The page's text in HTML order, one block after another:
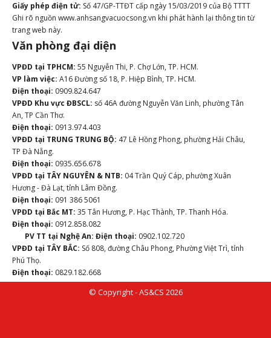
Giấy phép điện tử: Số 47/GP-TTĐT cấp ngày 15/03/2019 của Bộ TTTT
Ghi rõ nguồn www.anhsangvacuocsong.vn khi phát hành lại thông tin từ
trang web này.
Văn phòng đại diện
VPĐD tại TPHCM: 55 Nguyễn Thi, P. Chợ Lớn, TP. HCM.
VP làm việc: A16 Đường số 18, P. Hiệp Bình, TP. HCM.
Điện thoại: 0909.824.647
VPĐD Khu vực ĐBSCL: số 46A đường Nguyễn Văn Linh, phường Tân
An, TP Cần Thơ.
Điện thoại: 0913.974.403
VPĐD tại TRUNG TRUNG BỘ: 47 Lê Hồng Phong, phường Hải Châu,
TP Đà Nẵng.
Điện thoại: 0935.656.678
VPĐD tại TÂY NGUYÊN & NTB: 04 Trần Quý Cáp, phường Xuân
Hương - Đà Lạt, tỉnh Lâm Đồng.
Điện thoại: 091 386 5061
VPĐD tại Bắc MT: 35 Tân Hương, P. Hạc Thành, TP. Thanh Hóa.
Điện thoại: 0912.858.082
PV TT tại Nghệ An: Điện thoại: 0902.102.720
VPĐD tại TÂY BẮC: Số 808, đường Châu Phong, Phường Việt Trì, tỉnh
Phú Thọ.
Điện thoại: 0829.182.668
© Copyright - AS&CS 2026